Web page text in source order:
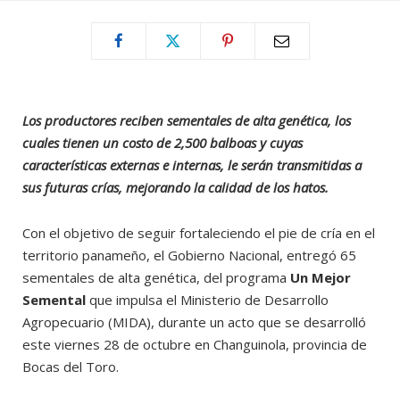
Los productores reciben sementales de alta genética, los
cuales tienen un costo de 2,500 balboas y cuyas
características externas e internas, le serán transmitidas a
sus futuras crías, mejorando la calidad de los hatos.
Con el objetivo de seguir fortaleciendo el pie de cría en el
territorio panameño, el Gobierno Nacional, entregó 65
sementales de alta genética, del programa Un Mejor
Semental que impulsa el Ministerio de Desarrollo
Agropecuario (MIDA), durante un acto que se desarrolló
este viernes 28 de octubre en Changuinola, provincia de
Bocas del Toro.